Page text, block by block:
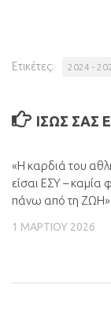
Ετικέτες: 2024 -
ΊΣΩΣ ΣΑΣ
«Η καρδιά του
είσαι ΕΣΥ – καμία
πάνω από τη ΖΩΗ»
1 ΜΑΡΤΊΟΥ 2026